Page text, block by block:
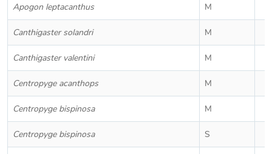
Apogon leptacanthus M
Canthigaster solandri M
Canthigaster valentini M
Centropyge acanthops M
Centropyge bispinosa M
Centropyge bispinosa S